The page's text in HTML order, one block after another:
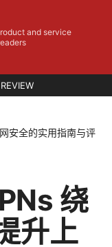
and service
安全的实用指南与评
绕
升上